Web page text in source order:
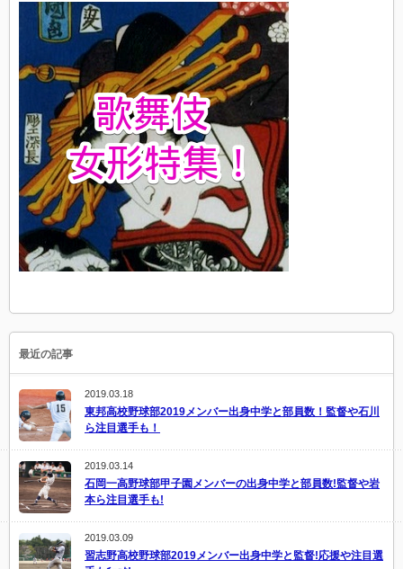
最近の記事
2019.03.18
東邦高校野球部2019メンバー出身中学と部員数！監督や石川
ら注目選手も！
2019.03.14
石岡一高野球部甲子園メンバーの出身中学と部員数!監督や岩
本ら注目選手も!
2019.03.09
習志野高校野球部2019メンバー出身中学と監督!応援や注目選